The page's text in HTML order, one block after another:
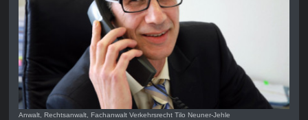
Anwalt, Rechtsanwalt, Fachanwalt Verkehrsrecht Tilo Neuner-Jehle